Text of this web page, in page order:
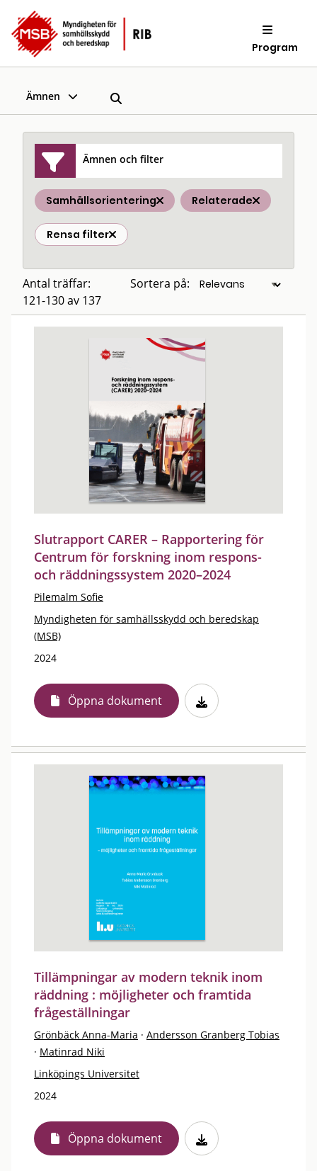
Program
Ämnen
Ämnen och filter
Samhällsorientering Relaterade
Rensa filter
Antal träffar:
121-130 av 137
Sortera på:
Slutrapport CARER – Rapportering för
Centrum för forskning inom respons-
och räddningssystem 2020–2024
Pilemalm Sofie
Myndigheten för samhällsskydd och beredskap
(MSB)
2024
Öppna dokument
Tillämpningar av modern teknik inom
räddning : möjligheter och framtida
frågeställningar
Grönbäck Anna-Maria · Andersson Granberg Tobias
· Matinrad Niki
Linköpings Universitet
2024
Öppna dokument